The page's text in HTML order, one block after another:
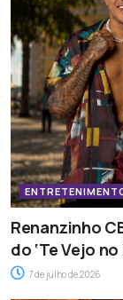
Renanzinho
do ‘Te Vejo
7 de julho de 2026